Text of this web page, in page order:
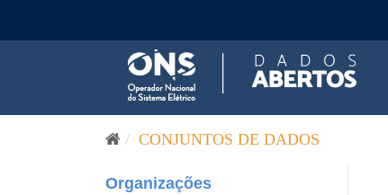
CONJUNTOS DE DADOS
Organizações